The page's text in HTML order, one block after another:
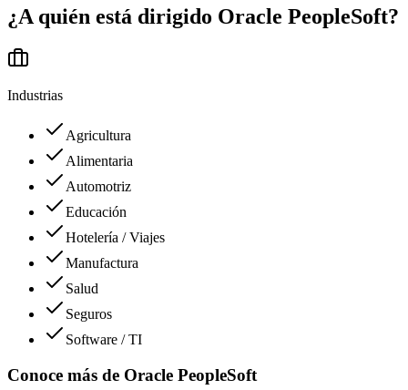
¿A quién está dirigido Oracle PeopleSoft?
Industrias
Agricultura
Alimentaria
Automotriz
Educación
Hotelería / Viajes
Manufactura
Salud
Seguros
Software / TI
Conoce más de Oracle PeopleSoft